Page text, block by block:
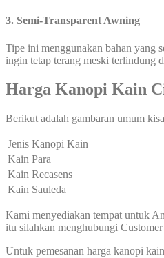
3. Semi-Transparent Awning
Tipe ini menggunakan bahan yang
ingin tetap terang meski terlindung
Harga Kanopi Kain
Berikut adalah gambaran umum
Jenis Kanopi Kain
Kain Para
Kain Recasens
Kain Sauleda
Kami menyediakan tempat untuk
itu silahkan menghubungi
Untuk pemesanan harga kanopi